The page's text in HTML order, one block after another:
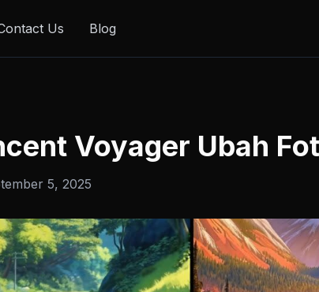
Us Blog
Voyager Ubah
5, 2025